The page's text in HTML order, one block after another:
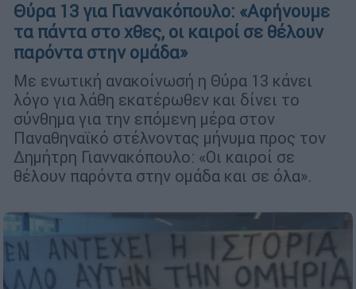
Θύρα 13 για Γιαννακόπουλο: «Αφήνουμε
τα πάντα στο χθες, οι καιροί σε θέλουν
παρόντα στην ομάδα»
Με ενωτική ανακοίνωσή η Θύρα 13 κάνει
λόγο για λάθη εκατέρωθεν και δίνει το
σύνθημα για την επόμενη μέρα στον
Παναθηναϊκό στέλνοντας μήνυμα προς τον
Δημήτρη Γιαννακόπουλο: «Οι καιροί σε
θέλουν παρόντα στην ομάδα και σε όλα».